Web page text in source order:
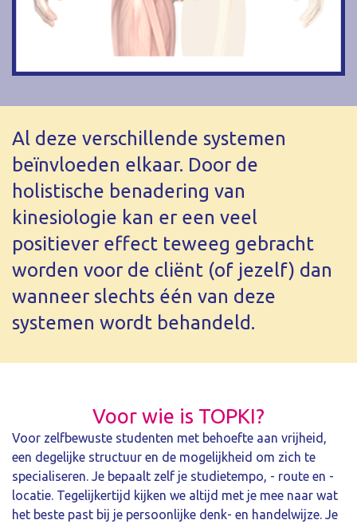
Al deze verschillende systemen
beïnvloeden elkaar. Door de
holistische benadering van
kinesiologie kan er een veel
positiever effect teweeg gebracht
worden voor de cliënt (of jezelf) dan
wanneer slechts één van deze
systemen wordt behandeld.
Voor wie is TOPKI?
Voor zelfbewuste studenten met behoefte aan vrijheid,
een degelijke structuur en de mogelijkheid om zich te
specialiseren. Je bepaalt zelf je studietempo, - route en -
locatie. Tegelijkertijd kijken we altijd met je mee naar wat
het beste past bij je persoonlijke denk- en handelwijze. Je